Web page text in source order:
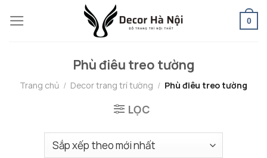
to
0
Phù điêu treo tường
Trang chủ / Decor trang trí tường / Phù điêu treo tường
LỌC